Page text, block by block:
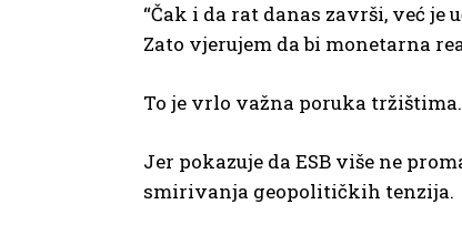
“Čak i da rat danas završi, već
Zato vjerujem da bi monetarna
To je vrlo važna poruka tržištima.
Jer pokazuje da ESB više ne
smirivanja geopolitičkih tenzija.